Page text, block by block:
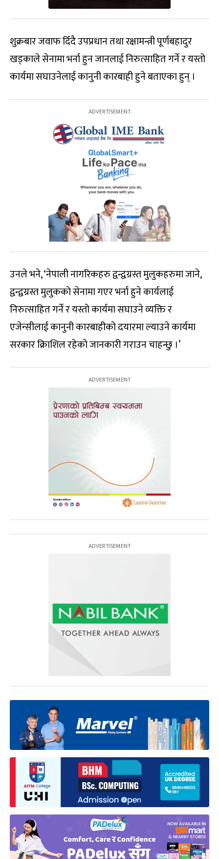
शुक्रबार जवाफ दिँदै उपप्रधान तथा रक्षामन्त्री पूर्णबहादुर
खड्काले सेनामा भर्ना हुन जानलाई निरुत्साहित गर्ने र यस्तो
कार्यमा सघाउनेलाई कानुनी कारबाही हुने बताएका हुन् ।
उनले भने, ‘नेपाली नागरिकहरु द्वन्द्वग्रस्त मुलुकहरुमा जाने,
द्वन्द्वग्रस्त मुलुकको सेनामा गएर भर्ना हुने कार्यलाई
निरुत्साहित गर्ने र यस्तो कार्यमा सघाउने व्यक्ति र
एजेन्सीलाई कानुनी कारबाहीको दयारमा ल्याउने कार्यमा
सरकार क्रिाशिल रहेको जानकारी गराउन चाहन्छु ।’